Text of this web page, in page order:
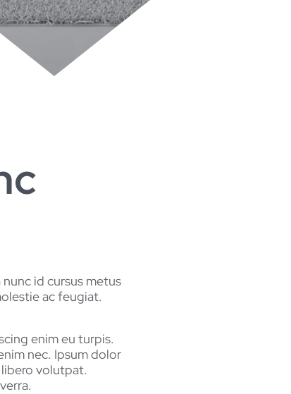
id cursus metus
ac feugiat.
enim eu turpis.
nec. Ipsum dolor
volutpat.